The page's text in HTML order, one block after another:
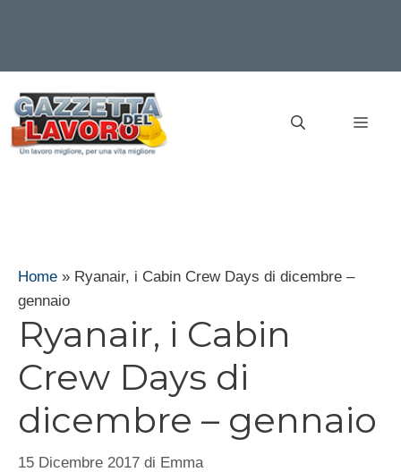
contenuto
Home » Ryanair, i Cabin Crew Days di dicembre –
gennaio
Ryanair, i Cabin
Crew Days di
dicembre – gennaio
15 Dicembre 2017 di Emma